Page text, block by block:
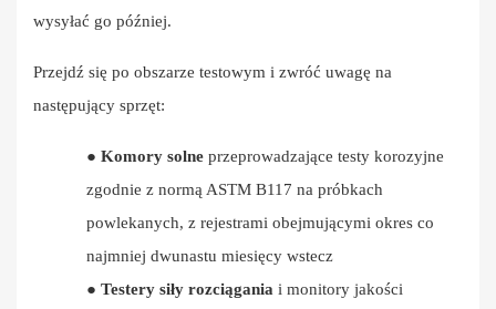
wysyłać go później.
Przejdź się po obszarze testowym i zwróć uwagę na
następujący sprzęt:
● Komory solne przeprowadzające testy korozyjne
zgodnie z normą ASTM B117 na próbkach
powlekanych, z rejestrami obejmującymi okres co
najmniej dwunastu miesięcy wstecz
● Testery siły rozciągania i monitory jakości